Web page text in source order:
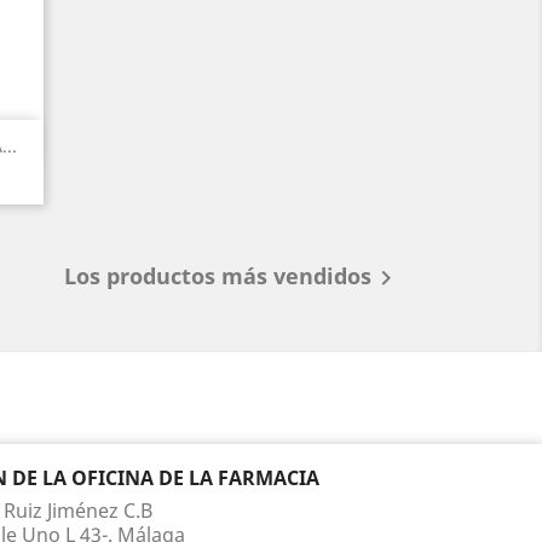
Los productos más vendidos 
LA OFICINA DE LA FARMACIA
Jiménez C.B
Uno L 43-. Málaga